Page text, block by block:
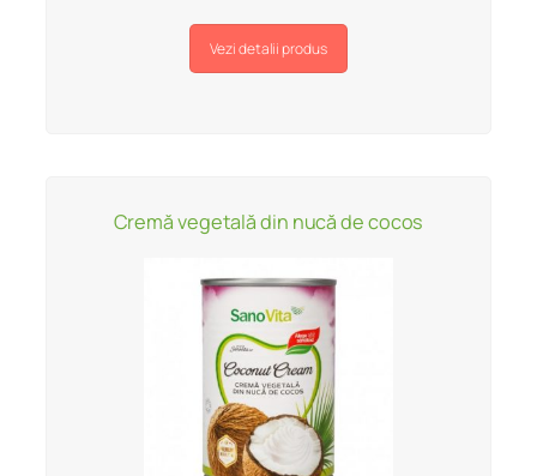
Vezi detalii produs
Cremă vegetală din nucă de cocos